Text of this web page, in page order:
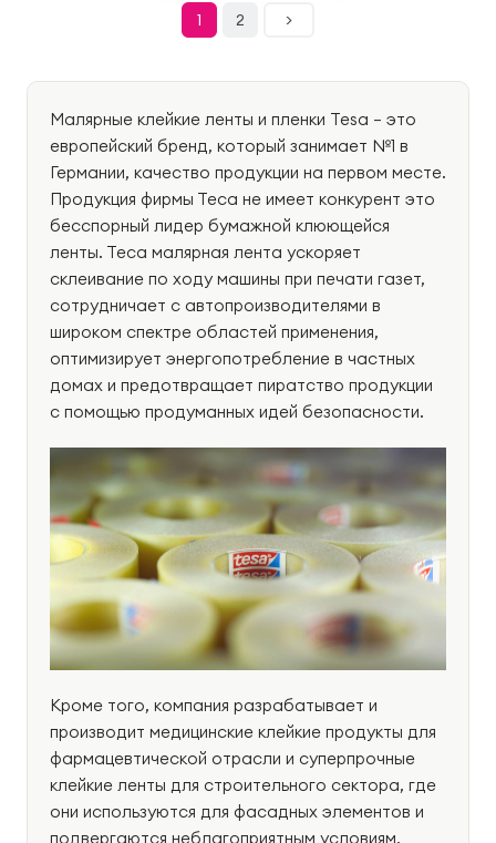
1 2 >
Малярные клейкие ленты и пленки Tesa – это
европейский бренд, который занимает №1 в
Германии, качество продукции на первом месте.
Продукция фирмы Теса не имеет конкурент это
бесспорный лидер бумажной клюющейся
ленты. Теса малярная лента ускоряет
склеивание по ходу машины при печати газет,
сотрудничает с автопроизводителями в
широком спектре областей применения,
оптимизирует энергопотребление в частных
домах и предотвращает пиратство продукции
с помощью продуманных идей безопасности.
Кроме того, компания разрабатывает и
производит медицинские клейкие продукты для
фармацевтической отрасли и суперпрочные
клейкие ленты для строительного сектора, где
они используются для фасадных элементов и
подвергаются неблагоприятным условиям,